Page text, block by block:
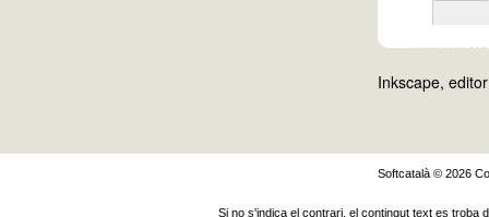
Inkscape,
Softcatalà © 2026
Si no s'indica el contrari, el contingut text es troba